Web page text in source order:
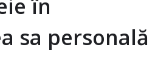
în
sa personală